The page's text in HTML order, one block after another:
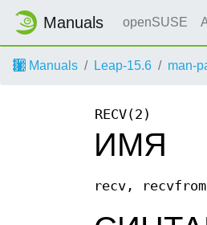
Manuals openSUSE
Manuals Leap-15.6 man-
RECV(2)
ИМЯ
recv,